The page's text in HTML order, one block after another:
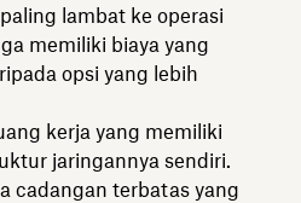
lambat ke operasi
memiliki biaya yang
opsi yang lebih
kerja yang memiliki
jaringannya sendiri.
cadangan terbatas yang